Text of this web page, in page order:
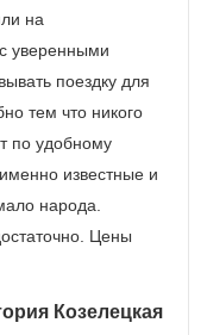
на
уверенными
поездку для
тем что никого
по удобному
известные и
народа.
Цены
Козелецкая